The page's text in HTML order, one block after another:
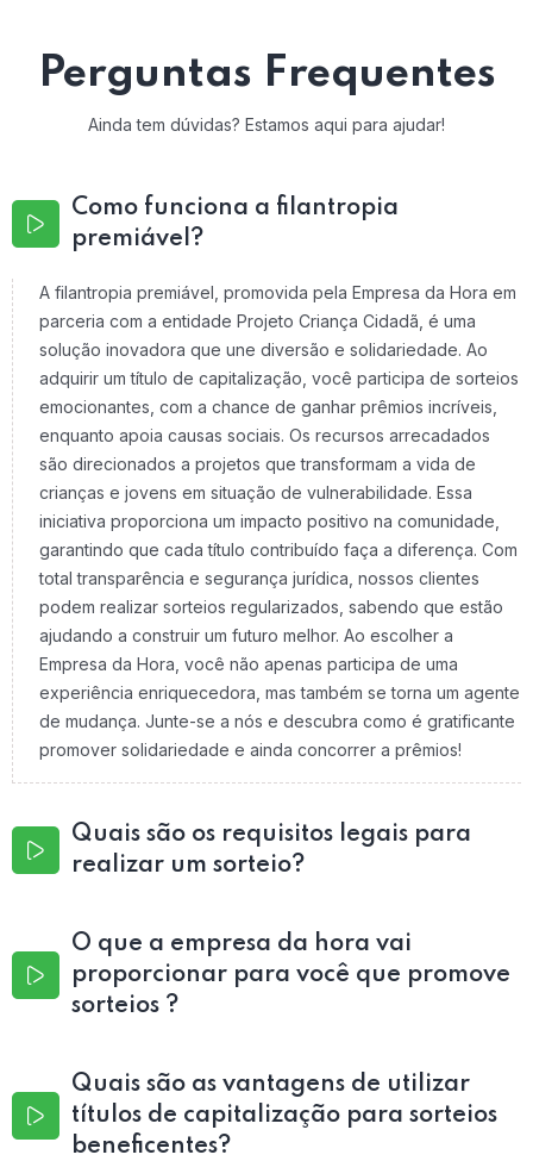
Perguntas Frequentes
Ainda tem dúvidas? Estamos aqui para ajudar!
Como funciona a filantropia
premiável?
A filantropia premiável, promovida pela Empresa da Hora em
parceria com a entidade Projeto Criança Cidadã, é uma
solução inovadora que une diversão e solidariedade. Ao
adquirir um título de capitalização, você participa de sorteios
emocionantes, com a chance de ganhar prêmios incríveis,
enquanto apoia causas sociais. Os recursos arrecadados
são direcionados a projetos que transformam a vida de
crianças e jovens em situação de vulnerabilidade. Essa
iniciativa proporciona um impacto positivo na comunidade,
garantindo que cada título contribuído faça a diferença. Com
total transparência e segurança jurídica, nossos clientes
podem realizar sorteios regularizados, sabendo que estão
ajudando a construir um futuro melhor. Ao escolher a
Empresa da Hora, você não apenas participa de uma
experiência enriquecedora, mas também se torna um agente
de mudança. Junte-se a nós e descubra como é gratificante
promover solidariedade e ainda concorrer a prêmios!
Quais são os requisitos legais para
realizar um sorteio?
O que a empresa da hora vai
proporcionar para você que promove
sorteios ?
Quais são as vantagens de utilizar
títulos de capitalização para sorteios
beneficentes?